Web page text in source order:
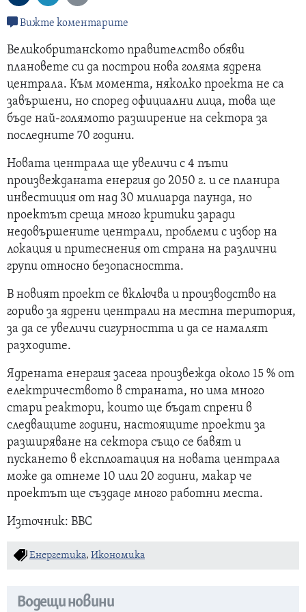
Вижте коментарите
Великобританското правителство обяви
плановете си да построи нова голяма ядрена
централа. Към момента, няколко проекта не са
завършени, но според официални лица, това ще
бъде най-голямото разширение на сектора за
последните 70 години.
Новата централа ще увеличи с 4 пъти
произвежданата енергия до 2050 г. и се планира
инвестиция от над 30 милиарда паунда, но
проектът среща много критики заради
недовършените централи, проблеми с избор на
локация и притеснения от страна на различни
групи относно безопасността.
В новият проект се включва и производство на
гориво за ядрени централи на местна територия,
за да се увеличи сигурността и да се намалят
разходите.
Ядрената енергия засега произвежда около 15 % от
електричеството в страната, но има много
стари реактори, които ще бъдат спрени в
следващите години, настоящите проекти за
разширяване на сектора също се бавят и
пускането в експлоатация на новата централа
може да отнеме 10 или 20 години, макар че
проектът ще създаде много работни места.
Източник: BBC
Енергетика, Икономика
Водещи новини